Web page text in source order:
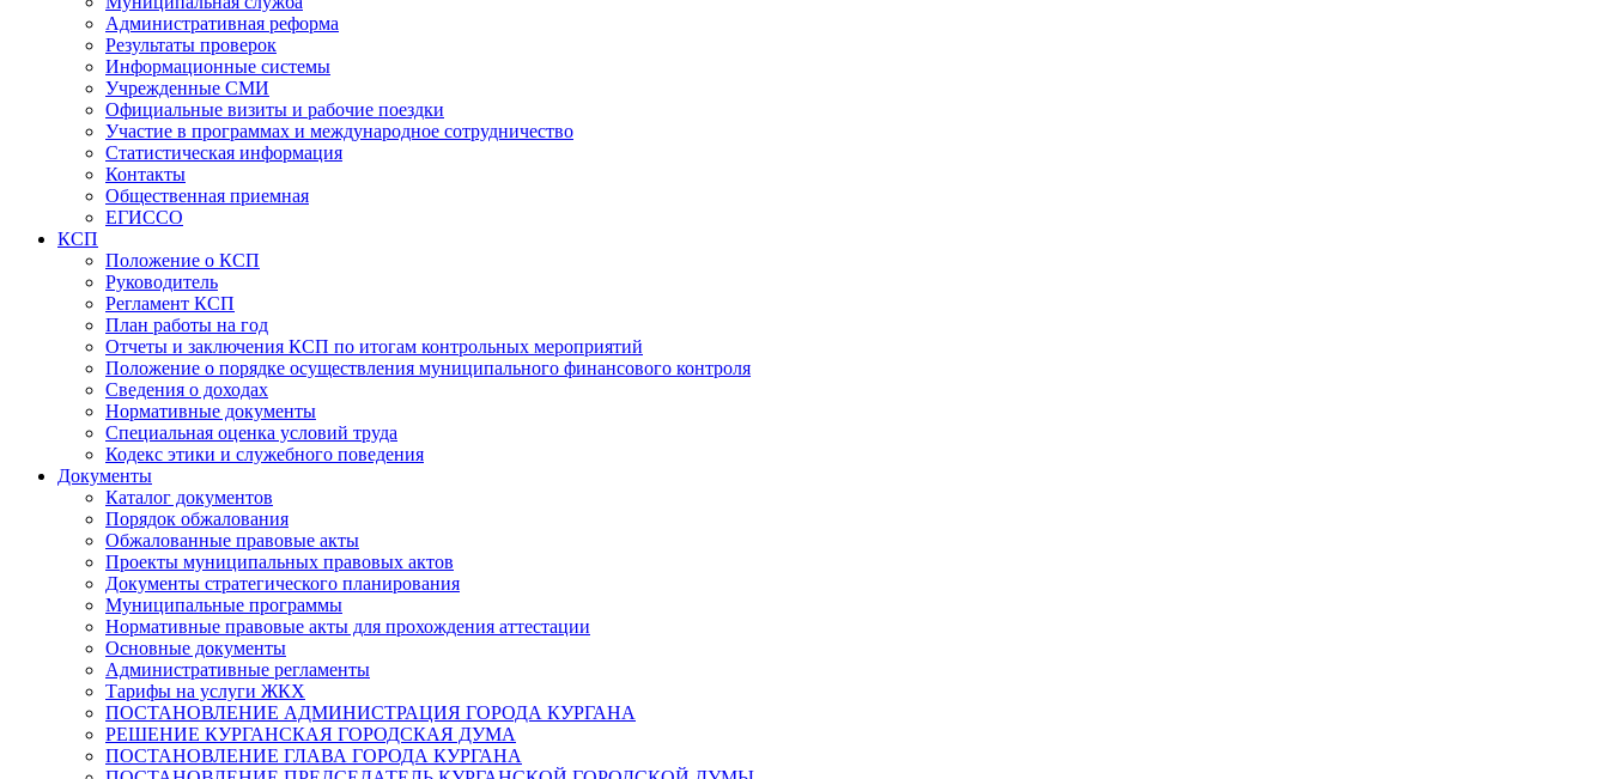
Административная реформа
Результаты проверок
Информационные системы
Учрежденные СМИ
Официальные визиты и рабочие поездки
Участие в программах и международное сотрудничество
Статистическая информация
Контакты
Общественная приемная
ЕГИССО
КСП
Положение о КСП
Руководитель
Регламент КСП
План работы на год
Отчеты и заключения КСП по итогам контрольных мероприятий
Положение о порядке осуществления муниципального финансового контроля
Сведения о доходах
Нормативные документы
Специальная оценка условий труда
Кодекс этики и служебного поведения
Документы
Каталог документов
Порядок обжалования
Обжалованные правовые акты
Проекты муниципальных правовых актов
Документы стратегического планирования
Муниципальные программы
Нормативные правовые акты для прохождения аттестации
Основные документы
Административные регламенты
Тарифы на услуги ЖКХ
ПОСТАНОВЛЕНИЕ АДМИНИСТРАЦИЯ ГОРОДА КУРГАНА
РЕШЕНИЕ КУРГАНСКАЯ ГОРОДСКАЯ ДУМА
ПОСТАНОВЛЕНИЕ ГЛАВА ГОРОДА КУРГАНА